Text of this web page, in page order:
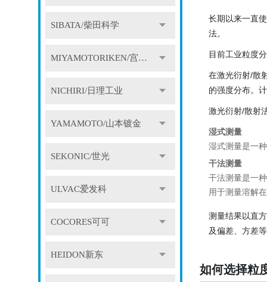
SIBATA/柴田科学
MIYAMOTORIKEN/宫本理研
NICHIRI/日理工业
YAMAMOTO/山本镀金
SEKONIC/世光
ULVAC爱发科
COCORES可可
HEIDON新东
长期以来一直
法。
目前工业粒度
在激光衍射/散
的强度分布。
激光衍射/散射
湿式测量
湿式测量是一
干法测量
干法测量是一
用于测量溶解
测量结果以直
及偏差、方差
如何选择粒